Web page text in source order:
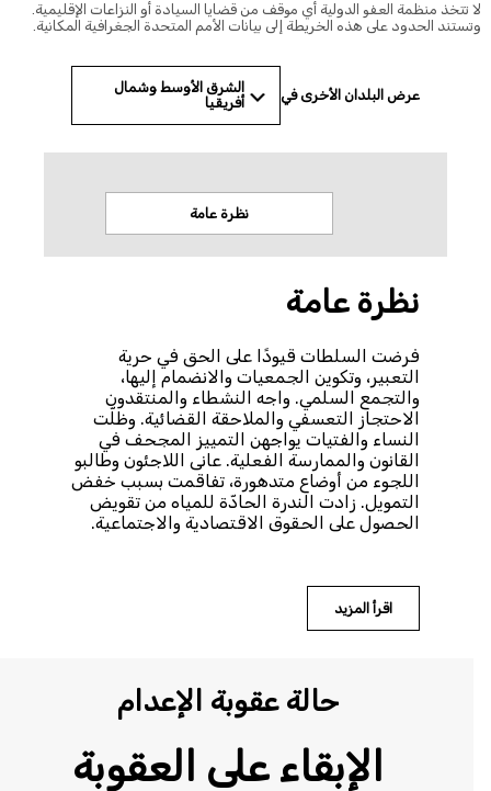
تتخذ منظمة العفو الدولية أي موقف من قضايا السيادة أو النزاعات الإقليمية.
الحدود على هذه الخريطة إلى بيانات الأمم المتحدة الجغرافية المكانية.
عرض البلدان الأخرى في
الشرق الأوسط وشمال
أفريقيا
نظرة عامة
نظرة عامة
فرضت السلطات قيودًا على الحق في حرية
التعبير، وتكوين الجمعيات والانضمام إليها،
والتجمع السلمي. واجه النشطاء والمنتقدون
الاحتجاز التعسفي والملاحقة القضائية. وظلّت
النساء والفتيات يواجهن التمييز المجحف في
القانون والممارسة الفعلية. عانى اللاجئون وطالبو
اللجوء من أوضاع متدهورة، تفاقمت بسبب خفض
التمويل. زادت الندرة الحادّة للمياه من تقويض
الحصول على الحقوق الاقتصادية والاجتماعية.
اقرأ المزيد
حالة عقوبة الإعدام
الإبقاء على العقوبة